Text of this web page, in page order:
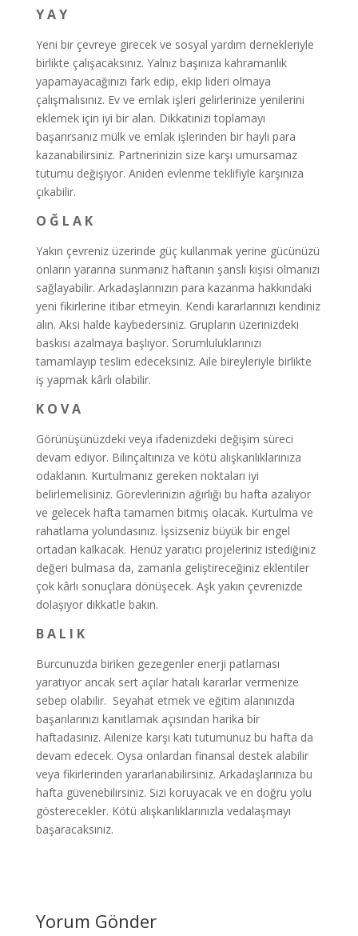
Y A Y
Yeni bir çevreye girecek ve sosyal yardım dernekleriyle
birlikte çalışacaksınız. Yalnız başınıza kahramanlık
yapamayacağınızı fark edip, ekip lideri olmaya
çalışmalısınız. Ev ve emlak işleri gelirlerinize yenilerini
eklemek için iyi bir alan. Dikkatinizi toplamayı
başarırsanız mülk ve emlak işlerinden bir hayli para
kazanabilirsiniz. Partnerinizin size karşı umursamaz
tutumu değişiyor. Aniden evlenme teklifiyle karşınıza
çıkabilir.
O Ğ L A K
Yakın çevreniz üzerinde güç kullanmak yerine gücünüzü
onların yararına sunmanız haftanın şanslı kişisi olmanızı
sağlayabilir. Arkadaşlarınızın para kazanma hakkındaki
yeni fikirlerine itibar etmeyin. Kendi kararlarınızı kendiniz
alın. Aksi halde kaybedersiniz. Grupların üzerinizdeki
baskısı azalmaya başlıyor. Sorumluluklarınızı
tamamlayıp teslim edeceksiniz. Aile bireyleriyle birlikte
iş yapmak kârlı olabilir.
K O V A
Görünüşünüzdeki veya ifadenizdeki değişim süreci
devam ediyor. Bilinçaltınıza ve kötü alışkanlıklarınıza
odaklanın. Kurtulmanız gereken noktaları iyi
belirlemelisiniz. Görevlerinizin ağırlığı bu hafta azalıyor
ve gelecek hafta tamamen bitmiş olacak. Kurtulma ve
rahatlama yolundasınız. İşsizseniz büyük bir engel
ortadan kalkacak. Henüz yaratıcı projeleriniz istediğiniz
değeri bulmasa da, zamanla geliştireceğiniz eklentiler
çok kârlı sonuçlara dönüşecek. Aşk yakın çevrenizde
dolaşıyor dikkatle bakın.
B A L I K
Burcunuzda biriken gezegenler enerji patlaması
yaratıyor ancak sert açılar hatalı kararlar vermenize
sebep olabilir. Seyahat etmek ve eğitim alanınızda
başarılarınızı kanıtlamak açısından harika bir
haftadasınız. Ailenize karşı katı tutumunuz bu hafta da
devam edecek. Oysa onlardan finansal destek alabilir
veya fikirlerinden yararlanabilirsiniz. Arkadaşlarınıza bu
hafta güvenebilirsiniz. Sizi koruyacak ve en doğru yolu
gösterecekler. Kötü alışkanlıklarınızla vedalaşmayı
başaracaksınız.
Yorum Gönder